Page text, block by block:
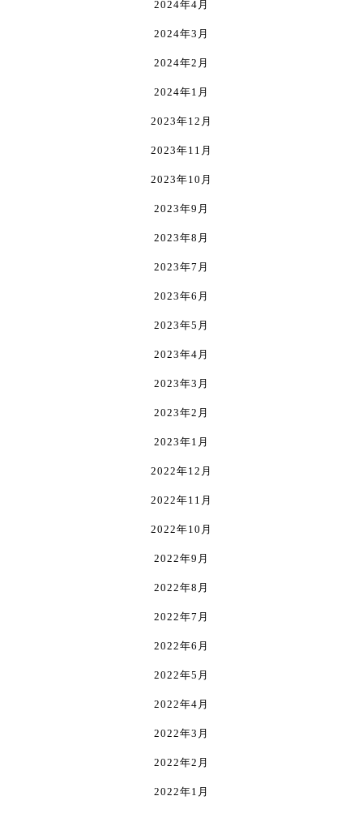
2024年4月
2024年3月
2024年2月
2024年1月
2023年12月
2023年11月
2023年10月
2023年9月
2023年8月
2023年7月
2023年6月
2023年5月
2023年4月
2023年3月
2023年2月
2023年1月
2022年12月
2022年11月
2022年10月
2022年9月
2022年8月
2022年7月
2022年6月
2022年5月
2022年4月
2022年3月
2022年2月
2022年1月